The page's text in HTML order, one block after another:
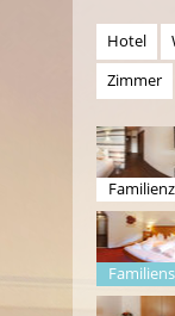
Hotel
Zimmer